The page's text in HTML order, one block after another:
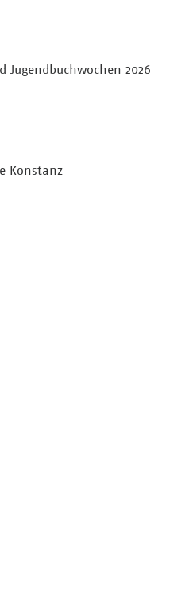
Jugendbuchwochen 2026
Konstanz